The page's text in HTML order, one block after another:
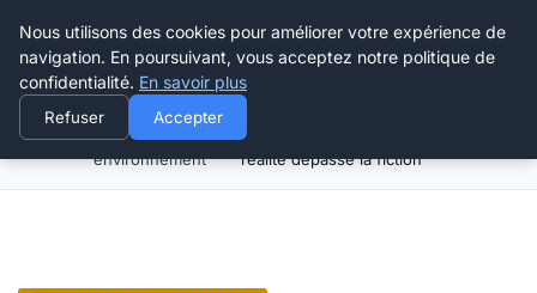
Happy Calyx Farmer
Écologie et
environnement
L’écologie au cinéma : Quand la
réalité dépasse la fiction
Nous utilisons des cookies pour améliorer votre expérience de
navigation. En poursuivant, vous acceptez notre politique de
confidentialité. En savoir plus
Refuser Accepter